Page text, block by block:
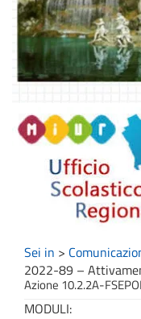
Sei in >
2022-89 –
Azione 10.2.2A-
MODULI: